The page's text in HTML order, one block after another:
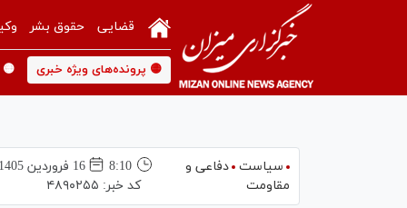
قضایی حقوق بشر
🟡 پرونده‌های ویژه خبری
سیاست دفاعی و
مقاومت
8:10
16 فروردين 1405
کد خبر: ۴۸۹۰۲۵۵